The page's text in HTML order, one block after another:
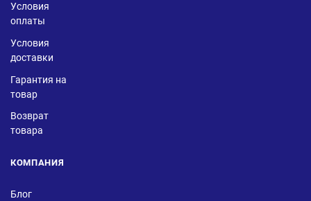
Условия
оплаты
Условия
доставки
Гарантия на
товар
Возврат
товара
КОМПАНИЯ
Блог